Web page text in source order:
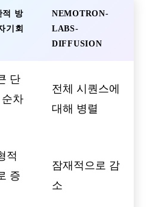
적 방
기회
NEMOTRON-
LABS-
DIFFUSION
단
차
전체 시퀀스에
대해 병렬
적
증
잠재적으로 감
소